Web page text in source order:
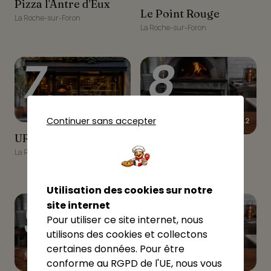
Pizza l'Antre d'Eux
La Roche-sur-Foron
Le Point Rouge
Le Point Rouge
La Roche-sur-Foron
URBAN KART'IN
7
★★★★☆
URBAN KART'IN
La Roche-sur-Foron
8
★★★★☆ 4.2
Pizza Perrine
La Roche-sur-Foron
9
★★★★☆
10
Continuer sans accepter
Utilisation des cookies sur notre
site internet
Pour utiliser ce site internet, nous
utilisons des cookies et collectons
certaines données. Pour être
conforme au RGPD de l'UE, nous vous